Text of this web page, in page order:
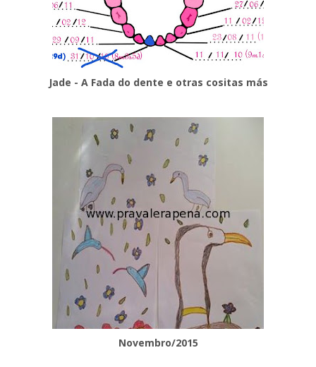
Jade - A Fada do dente e otras cositas más
Novembro/2015